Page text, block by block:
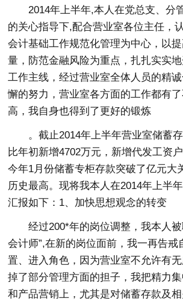
2014年上半年,本人在党总支、分
的关心指导下,配合营业室各位主任，
会计基础工作规范化管理为中心，以
量，防范金融风险为重点，扎扎实实
工作主线，经过营业室全体人员的精
懈的努力，营业室各方面的工作都有
高，我自身也得到了更好的锻炼
。截止2014年上半年营业室储蓄
比年初新增4702万元，新增代发工资
今年1月份储蓄专柜存款突破了亿元大
历史最高。现将我本人在2014年上半
汇报如下：1、加快思想观念的转变
经过200*年的岗位调整，我本人
会计师”,在新的岗位面前，我一再告戒
置、进入角色，因为营业室不允许有
掉了部分管理方面的担子，我把精力
和产品营销上，尤其是对储蓄存款及